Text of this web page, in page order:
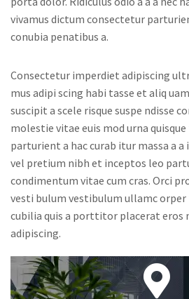
vivamus dictum consectetur
conubia penatibus a.
Consectetur imperdiet adipiscing
mus adipi scing habi tasse et aliq
suscipit a scele risque suspe ndisse
molestie vitae euis mod urna quisque
parturient a hac curab itur massa a a
vel pretium nibh et inceptos leo
condimentum vitae cum cras. Orci
vesti bulum vestibulum ullamc
cubilia quis a porttitor placerat eros
adipiscing.